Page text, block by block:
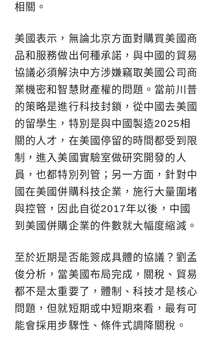
相關。
美國表示，無論北京方面對購買美國商
品和服務做出何種承諾，與中國的貿易
協議必須解決中方涉嫌竊取美國公司商
業機密和智慧財產權的問題。當前川普
的策略是進行科技封鎖，從中國去美國
的留學生，特別是與中國製造2025相
關的人才，在美國停留的時間都受到限
制，進入美國實驗室做研究開發的人
員，也都特別列管；另一方面，針對中
國在美國併購科技企業，施行大量圍堵
與控管，因此自從2017年以後，中國
到美國併購企業的件數就大幅度縮減。
至於近期是否能簽成具體的協議？劉孟
俊分析，當美國布局完成，關稅、貿易
都不是太重要了，體制、科技才是核心
問題，但就短期或中短期來看，最有可
能會採用步驟性、條件式調降關稅。